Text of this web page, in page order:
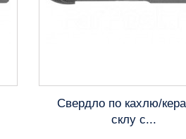
Свердло по кахлю/
склу c...